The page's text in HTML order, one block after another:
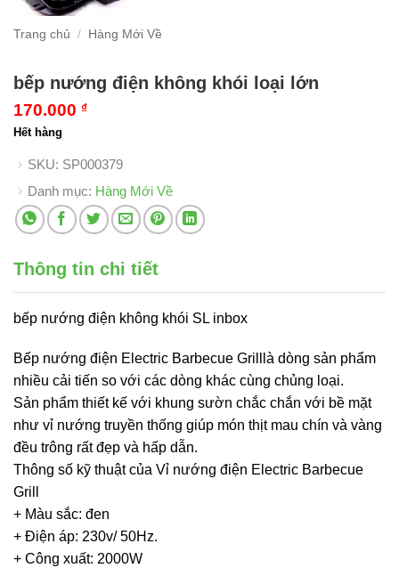
Trang chủ / Hàng Mới Về
bếp nướng điện không khói loại lớn
170.000 ₫
Hết hàng
SKU: SP000379
Danh mục: Hàng Mới Về
Thông tin chi tiết
bếp nướng điện không khói SL inbox
Bếp nướng điện Electric Barbecue Grilllà dòng sản phẩm
nhiều cải tiến so với các dòng khác cùng chủng loại.
Sản phẩm thiết kế với khung sườn chắc chắn với bề mặt
như vỉ nướng truyền thống giúp món thịt mau chín và vàng
đều trông rất đẹp và hấp dẫn.
Thông số kỹ thuật của Vỉ nướng điện Electric Barbecue
Grill
+ Màu sắc: đen
+ Điện áp: 230v/ 50Hz.
+ Công xuất: 2000W